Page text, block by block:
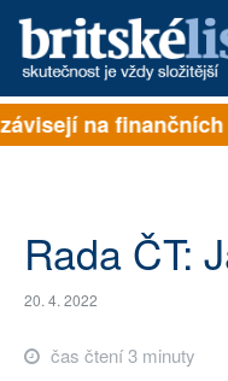
PŘIHLÁSIT
ARCHIV
ROZHOVORY
TÉMATA
na finančních
Rada ČT:
20. 4. 2022
čas čtení 3 minuty